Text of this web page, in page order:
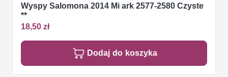
Wyspy Salomona 2014 Mi ark 2577-2580 Czyste
**
18,50 zł
Dodaj do koszyka